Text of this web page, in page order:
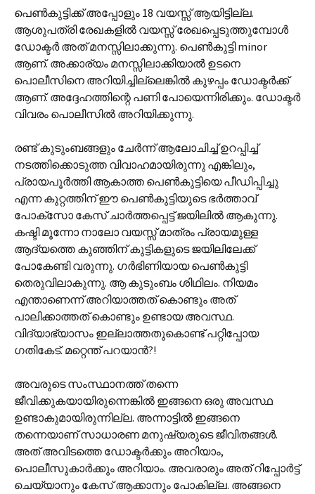
പെൺകുട്ടിക്ക് അപ്പോളും 18 വയസ്സ് ആയിട്ടില്ല.
ആശുപത്രി രേഖകളിൽ വയസ്സ് രേഖപ്പെടുത്തുമ്പോൾ
ഡോക്ടർ അത് മനസ്സിലാക്കുന്നു. പെൺകുട്ടി minor
ആണ്. അക്കാര്യം മനസ്സിലാക്കിയാൽ ഉടനെ
പൊലീസിനെ അറിയിച്ചില്ലെങ്കിൽ കുഴപ്പം ഡോക്ടർക്ക്
ആണ്. അദ്ദേഹത്തിന്റെ പണി പോയെന്നിരിക്കും. ഡോക്ടർ
വിവരം പൊലീസിൽ അറിയിക്കുന്നു.
രണ്ട് കുടുംബങ്ങളും ചേർന്ന് ആലോചിച്ച് ഉറപ്പിച്ച്
നടത്തിക്കൊടുത്ത വിവാഹമായിരുന്നു എങ്കിലും,
പ്രായപൂർത്തി ആകാത്ത പെൺകുട്ടിയെ പീഡിപ്പിച്ചു
എന്ന കുറ്റത്തിന് ഈ പെൺകുട്ടിയുടെ ഭർത്താവ്
പോക്സോ കേസ് ചാർത്തപ്പെട്ട് ജയിലിൽ ആകുന്നു.
കഷ്ടി മൂന്നോ നാലോ വയസ്സ് മാത്രം പ്രായമുള്ള
ആദ്യത്തെ കുഞ്ഞിന് കുട്ടികളുടെ ജയിലിലേക്ക്
പോകേണ്ടി വരുന്നു. ഗർഭിണിയായ പെൺകുട്ടി
തെരുവിലാകുന്നു. ആ കുടുംബം ശിഥിലം. നിയമം
എന്താണെന്ന് അറിയാത്തത് കൊണ്ടും അത്
പാലിക്കാത്തത് കൊണ്ടും ഉണ്ടായ അവസ്ഥ.
വിദ്യാഭ്യാസം ഇല്ലാത്തതുകൊണ്ട് പറ്റിപ്പോയ
ഗതികേട്. മറ്റെന്ത് പറയാൻ?!
അവരുടെ സംസ്ഥാനത്ത് തന്നെ
ജീവിക്കുകയായിരുന്നെങ്കിൽ ഇങ്ങനെ ഒരു അവസ്ഥ
ഉണ്ടാകുമായിരുന്നില്ല. അന്നാട്ടിൽ ഇങ്ങനെ
തന്നെയാണ് സാധാരണ മനുഷ്യരുടെ ജീവിതങ്ങൾ.
അത് അവിടത്തെ ഡോക്ടർക്കും അറിയാം,
പൊലീസുകാർക്കും അറിയാം. അവരാരും അത് റിപ്പോർട്ട്
ചെയ്യാനും കേസ് ആക്കാനും പോകില്ല. അങ്ങനെ